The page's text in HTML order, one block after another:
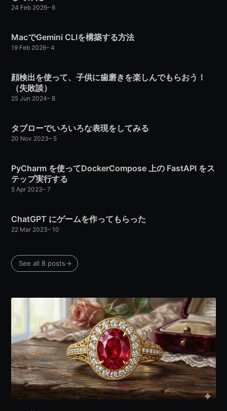
24 Feb 2026–6
MacでGemini CLIを構築する方法
19 Feb 2026–4
顔検出を使って、子供に歯磨きを楽しんでもらおう！
（失敗談）
25 Jun 2024–8
タブローでいろいろな表現をしてみる
20 Nov 2023– 5
PyCharm を使ってDockerCompose 上の FastAPI をス
テップ実行する
5 Apr 2023–7
ChatGPT にゲームを作ってもらった
22 Mar 2023–10
See all 8 posts→